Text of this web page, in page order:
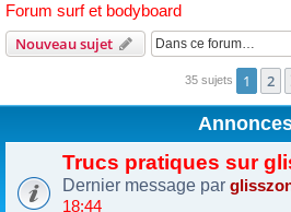
Forum surf et bodyboard
Nouveau sujet
35 sujets 1 2
Trucs pratiques sur
Dernier message par
18:44